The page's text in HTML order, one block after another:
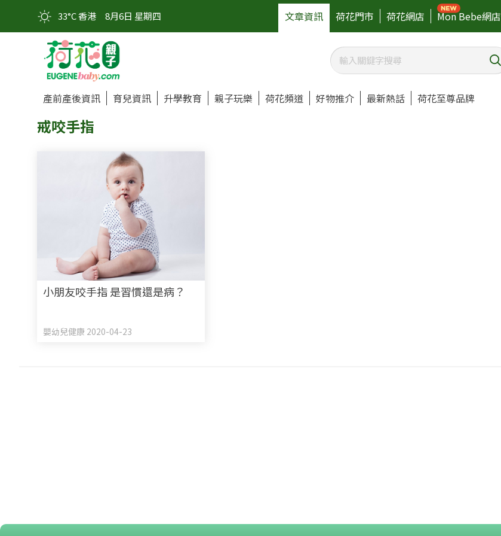
33°C 香港 8月6日 星期四 文章資訊 荷花門市 荷花網店 Mon Bebe網店
產前產後資訊 育兒資訊 升學教育 親子玩樂 荷花頻道 好物推介 最新熱話 荷花至尊品牌
戒咬手指
小朋友咬手指 是習慣還是病？
嬰幼兒健康 2020-04-23